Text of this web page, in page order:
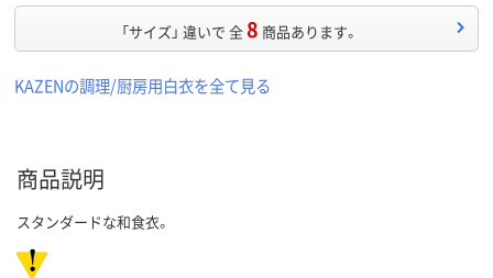
「サイズ」 違いで 全8 商品あります。
KAZENの調理/厨房用白衣を全て見る
商品説明
スタンダードな和食衣。